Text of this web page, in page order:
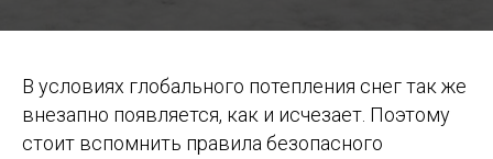
В условиях глобального потепления снег так же
внезапно появляется, как и исчезает. Поэтому
стоит вспомнить правила безопасного